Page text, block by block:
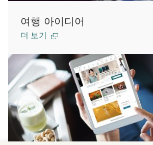
여행 아이디어
더 보기